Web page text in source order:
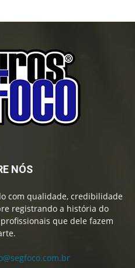
NÓS
com qualidade, credibilidade
registrando a história do
que dele fazem